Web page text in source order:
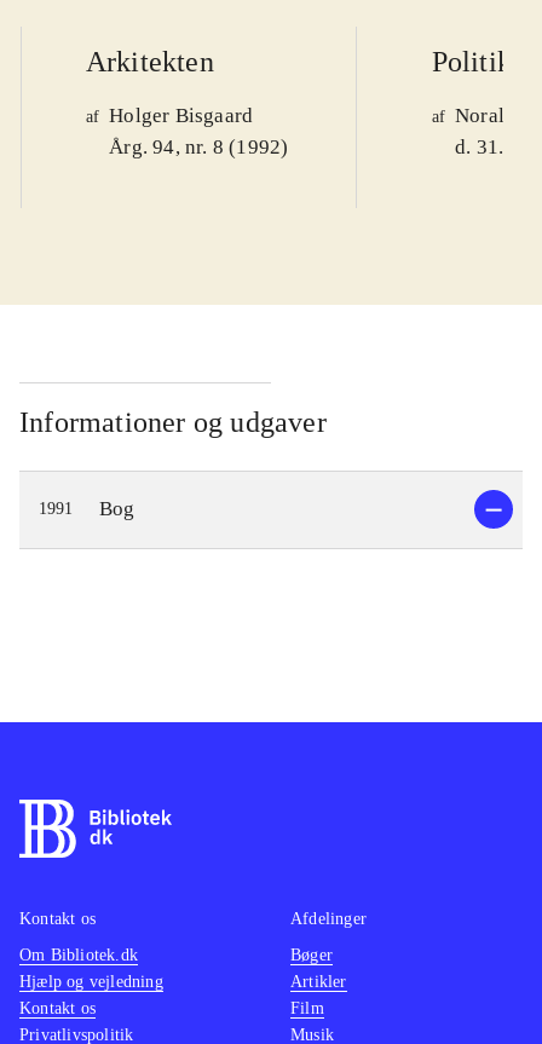
Arkitekten
af Holger Bisgaard
Årg. 94, nr. 8 (1992)
Politiken
af Noralv
d. 31.
Informationer og udgaver
1991 Bog
Kontakt os
Om Bibliotek.dk
Hjælp og vejledning
Kontakt os
Privatlivspolitik
Afdelinger
Bøger
Artikler
Film
Musik